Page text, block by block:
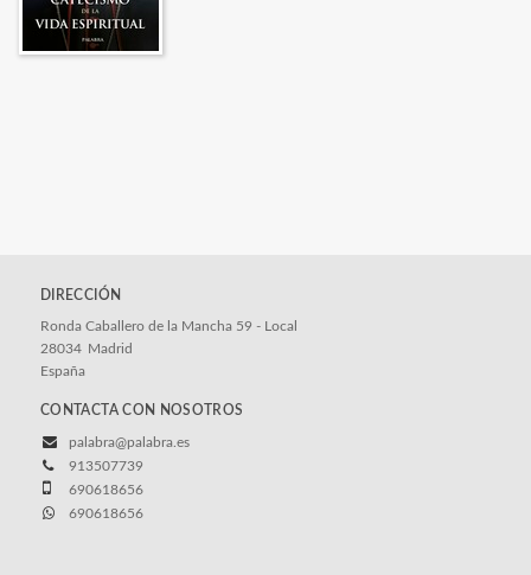
DIRECCIÓN
Ronda Caballero de la Mancha 59 - Local
28034 Madrid
España
CONTACTA CON NOSOTROS
palabra@palabra.es
913507739
690618656
690618656